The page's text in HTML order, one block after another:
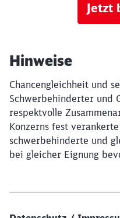
Jetzt
Hinweise
Chancengleichheit und
Schwerbehinderter und
respektvolle
Konzerns fest
schwerbehinderte und
bei gleicher Eignung